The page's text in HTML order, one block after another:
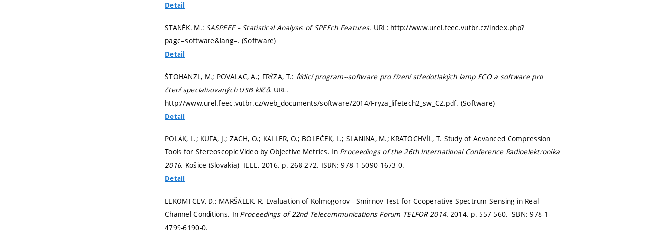
Detail
STANĚK, M.: SASPEEF – Statistical Analysis of SPEEch Features. URL: http://www.urel.feec.vutbr.cz/index.php?
page=software&lang=. (Software)
Detail
ŠTOHANZL, M.; POVALAC, A.; FRÝZA, T.: Řídicí program--software pro řízení středotlakých lamp ECO a software pro
čtení specializovaných USB klíčů. URL:
http://www.urel.feec.vutbr.cz/web_documents/software/2014/Fryza_lifetech2_sw_CZ.pdf. (Software)
Detail
POLÁK, L.; KUFA, J.; ZACH, O.; KALLER, O.; BOLEČEK, L.; SLANINA, M.; KRATOCHVÍL, T. Study of Advanced Compression
Tools for Stereoscopic Video by Objective Metrics. In Proceedings of the 26th International Conference Radioelektronika
2016. Košice (Slovakia): IEEE, 2016. p. 268-272. ISBN: 978-1-5090-1673-0.
Detail
LEKOMTCEV, D.; MARŠÁLEK, R. Evaluation of Kolmogorov - Smirnov Test for Cooperative Spectrum Sensing in Real
Channel Conditions. In Proceedings of 22nd Telecommunications Forum TELFOR 2014. 2014. p. 557-560. ISBN: 978-1-
4799-6190-0.